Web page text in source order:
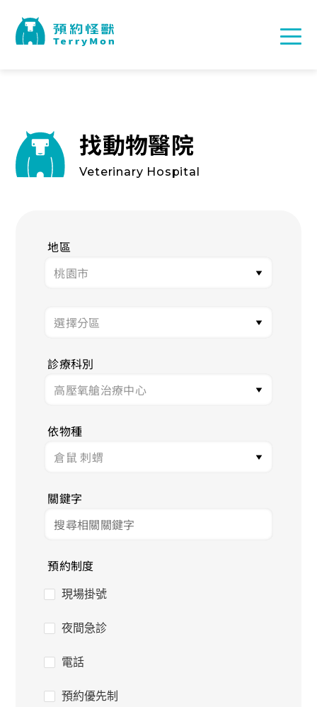
找動物醫院
Veterinary Hospital
地區
診療科別
依物種
關鍵字
預約制度
現場掛號
夜間急診
電話
預約優先制